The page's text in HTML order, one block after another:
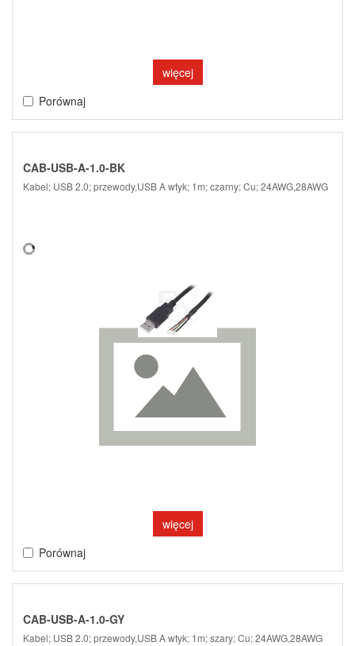
więcej
Porównaj
CAB-USB-A-1.0-BK
Kabel; USB 2.0; przewody,USB A wtyk; 1m; czarny; Cu; 24AWG,28AWG
więcej
Porównaj
CAB-USB-A-1.0-GY
Kabel; USB 2.0; przewody,USB A wtyk; 1m; szary; Cu; 24AWG,28AWG